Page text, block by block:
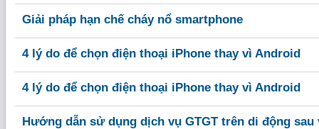
Giải pháp hạn chế cháy nổ smartphone
4 lý do để chọn điện thoại iPhone thay vì Android
4 lý do để chọn điện thoại iPhone thay vì Android
Hướng dẫn sử dụng dịch vụ GTGT trên di động sau